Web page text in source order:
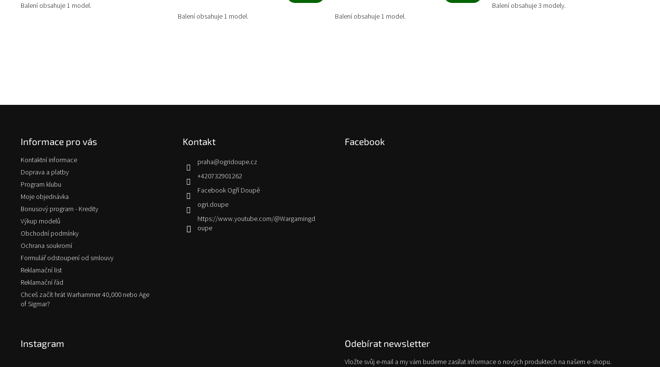
Balení obsahuje 1 model.
Balení obsahuje 1 model. Balení obsahuje 1 model.
Balení obsahuje 3 modely.
Informace pro vás
Kontaktní informace
Doprava a platby
Program klubu
Moje objednávka
Bonusový program - Kredity
Výkup modelů
Obchodní podmínky
Ochrana soukromí
Formulář odstoupení od smlouvy
Reklamační list
Reklamační řád
Chceš začít hrát Warhammer 40,000 nebo Age
of Sigmar?
Kontakt
praha@ogridoupe.cz
+420732901262
Facebook Ogří Doupě
ogri.doupe
https://www.youtube.com/@Wargamingd
oupe
Facebook
Instagram Odebírat newsletter
Vložte svůj e-mail a my vám budeme zasílat informace o nových produktech na našem e-shopu.